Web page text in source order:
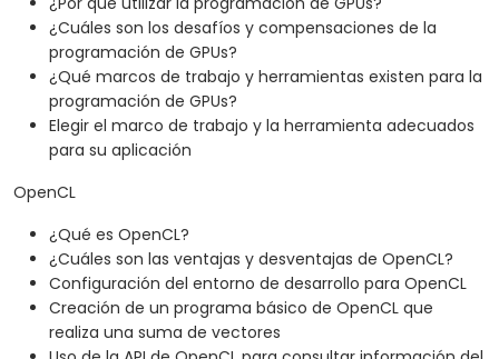
caché, la prefetching (precarga) y la
instrumentación (profiling).
¿Cuáles son los desafíos y compensaciones de la
programación de GPUs?
¿Qué marcos de trabajo y herramientas existen para la
programación de GPUs?
Elegir el marco de trabajo y la herramienta adecuados
para su aplicación
OpenCL
¿Qué es OpenCL?
¿Cuáles son las ventajas y desventajas de OpenCL?
Configuración del entorno de desarrollo para OpenCL
Creación de un programa básico de OpenCL que
realiza una suma de vectores